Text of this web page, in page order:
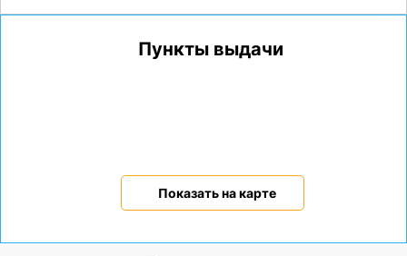
Пункты выдачи
Показать на карте